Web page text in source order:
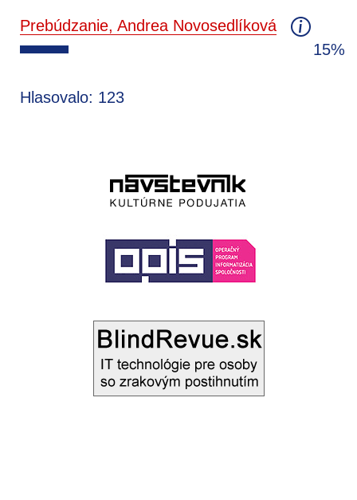
Prebúdzanie, Andrea Novosedlíková
15%
Hlasovalo: 123